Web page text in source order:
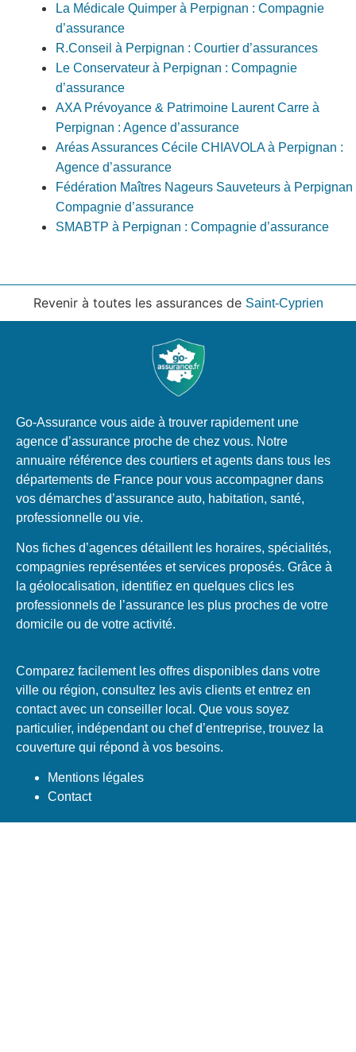
La Médicale Quimper à Perpignan : Compagnie
d’assurance
R.Conseil à Perpignan : Courtier d’assurances
Le Conservateur à Perpignan : Compagnie
d’assurance
AXA Prévoyance & Patrimoine Laurent Carre à
Perpignan : Agence d’assurance
Aréas Assurances Cécile CHIAVOLA à Perpignan :
Agence d’assurance
Fédération Maîtres Nageurs Sauveteurs à Perpignan
Compagnie d’assurance
SMABTP à Perpignan : Compagnie d’assurance
Revenir à toutes les assurances de Saint-Cyprien
Go-Assurance vous aide à trouver rapidement une
agence d’assurance proche de chez vous. Notre
annuaire référence des courtiers et agents dans tous les
départements de France pour vous accompagner dans
vos démarches d’assurance auto, habitation, santé,
professionnelle ou vie.
Nos fiches d’agences détaillent les horaires, spécialités,
compagnies représentées et services proposés. Grâce à
la géolocalisation, identifiez en quelques clics les
professionnels de l’assurance les plus proches de votre
domicile ou de votre activité.
Comparez facilement les offres disponibles dans votre
ville ou région, consultez les avis clients et entrez en
contact avec un conseiller local. Que vous soyez
particulier, indépendant ou chef d’entreprise, trouvez la
couverture qui répond à vos besoins.
Mentions légales
Contact